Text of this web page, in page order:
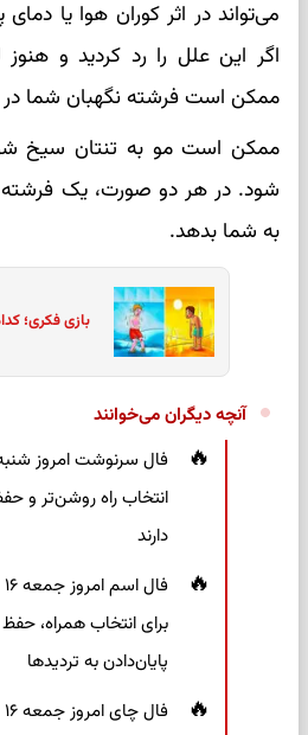
می‌تواند در اثر کوران هوا یا دمای
اگر این علل را رد کردید و
ممکن است فرشته نگهبان شما در
ممکن است مو به تنتان سیخ
شود. در هر دو صورت، یک
به شما بدهد.
بازی فکری؛
آنچه دیگران می‌خوانند
انتخاب راه روشن‌تر و
دارند
برای انتخاب همراه،
پایان‌دادن به تردیدها